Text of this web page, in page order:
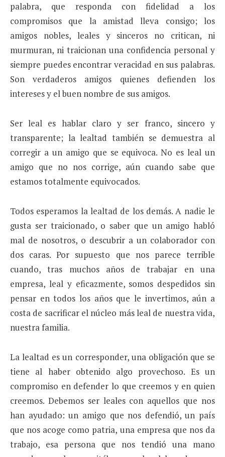
palabra, que responda con fidelidad a los
compromisos que la amistad lleva consigo; los
amigos nobles, leales y sinceros no critican, ni
murmuran, ni traicionan una confidencia personal y
siempre puedes encontrar veracidad en sus palabras.
Son verdaderos amigos quienes defienden los
intereses y el buen nombre de sus amigos.
Ser leal es hablar claro y ser franco, sincero y
transparente; la lealtad también se demuestra al
corregir a un amigo que se equivoca. No es leal un
amigo que no nos corrige, aún cuando sabe que
estamos totalmente equivocados.
Todos esperamos la lealtad de los demás. A nadie le
gusta ser traicionado, o saber que un amigo habló
mal de nosotros, o descubrir a un colaborador con
dos caras. Por supuesto que nos parece terrible
cuando, tras muchos años de trabajar en una
empresa, leal y eficazmente, somos despedidos sin
pensar en todos los años que le invertimos, aún a
costa de sacrificar el núcleo más leal de nuestra vida,
nuestra familia.
La lealtad es un corresponder, una obligación que se
tiene al haber obtenido algo provechoso. Es un
compromiso en defender lo que creemos y en quien
creemos. Debemos ser leales con aquellos que nos
han ayudado: un amigo que nos defendió, un país
que nos acoge como patria, una empresa que nos da
trabajo, esa persona que nos tendió una mano